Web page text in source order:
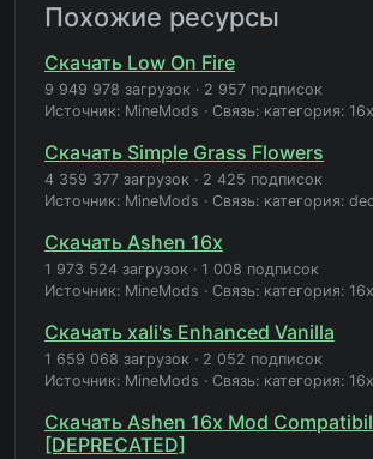
Похожие ресурсы
Скачать Low On Fire
9 949 978 загрузок · 2 957 подписок
Источник: MineMods · Связь: категория: 16x
Скачать Simple Grass Flowers
4 359 377 загрузок · 2 425 подписок
Источник: MineMods · Связь: категория:
Скачать Ashen 16x
1 973 524 загрузок · 1 008 подписок
Источник: MineMods · Связь: категория: 16x
Скачать xali's Enhanced Vanilla
1 659 068 загрузок · 2 052 подписок
Источник: MineMods · Связь: категория: 16x
Скачать Ashen 16x Mod
[DEPRECATED]